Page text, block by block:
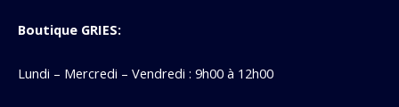
Boutique GRIES:
Lundi – Mercredi – Vendredi : 9h00 à 12h00